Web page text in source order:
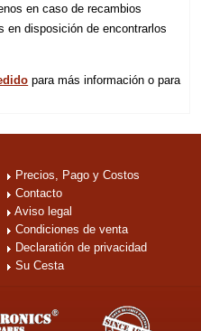
en caso de recambios
en disposición de encontrarlos
para más información o para
Precios, Pago y Costos
Contacto
Aviso legal
Condiciones de venta
Declaratión de privacidad
Su Cesta